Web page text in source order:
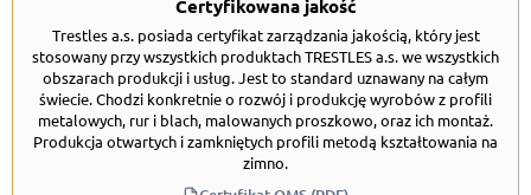
Certyfikowana jakość
Trestles a.s. posiada certyfikat zarządzania jakością, który jest
stosowany przy wszystkich produktach TRESTLES a.s. we wszystkich
obszarach produkcji i usług. Jest to standard uznawany na całym
świecie. Chodzi konkretnie o rozwój i produkcję wyrobów z profili
metalowych, rur i blach, malowanych proszkowo, oraz ich montaż.
Produkcja otwartych i zamkniętych profili metodą kształtowania na
zimno.